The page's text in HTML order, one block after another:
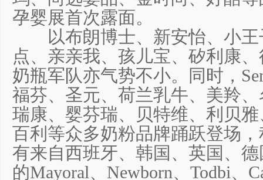
孕婴展首次露面。
以布朗博士、新安怡、小王
点、亲亲我、孩儿宝、矽利康
奶瓶军队亦气势不小。同时，
福芬、圣元、荷兰乳牛、美羚
瑞康、婴芬瑞、贝特维、利贝
百利等众多奶粉品牌踊跃登场
有来自西班牙、韩国、英国、
的Mayoral、Newborn、Todbi、